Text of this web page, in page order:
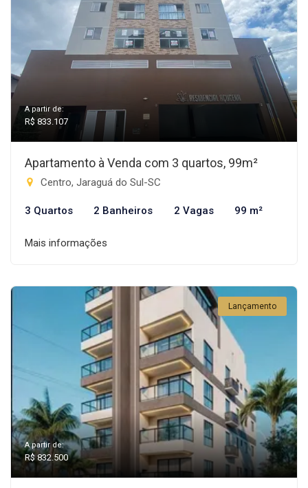
A partir de:
R$ 833.107
Apartamento à Venda com 3 quartos, 99m²
Centro, Jaraguá do Sul-SC
3 Quartos 2 Banheiros 2 Vagas 99 m²
Mais informações
Lançamento
A partir de:
R$ 832.500